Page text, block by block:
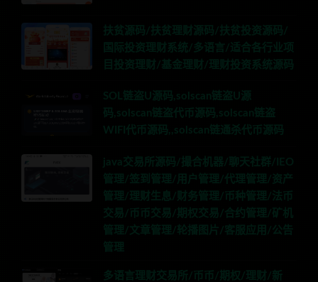
扶贫源码/扶贫理财源码/扶贫投资源码/
国际投资理财系统/多语言/适合各行业项
目投资理财/基金理财/理财投资系统源码
SOL链盗U源码,solscan链盗U源
码,solscan链盗代币源码,solscan链盗
WIFI代币源码,,solscan链通杀代币源码
java交易所源码/撮合机器/聊天社群/IEO
管理/签到管理/用户管理/代理管理/资产
管理/理财生息/财务管理/币种管理/法币
交易/币币交易/期权交易/合约管理/矿机
管理/文章管理/轮播图片/客服应用/公告
管理
多语言理财交易所/币币/期权/理财/新